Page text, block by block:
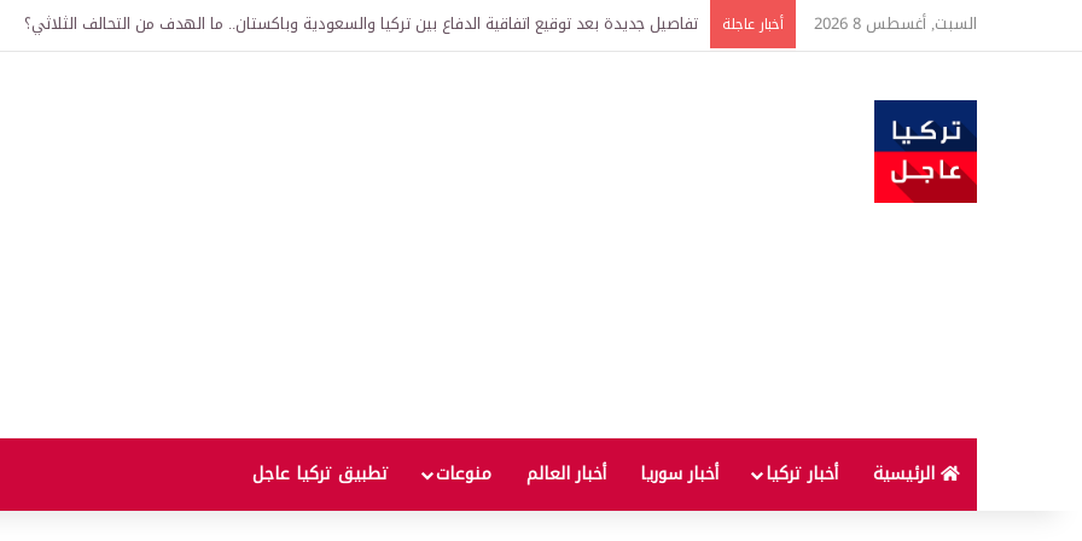
السبت, أغسطس 8 2026 أخبار عاجلة تفاصيل جديدة بعد توقيع اتفاقية الدفاع بين تركيا والسعودية وباكستان.. ما الهدف من التحالف الثلاثي؟
الرئيسية أخبار تركيا أخبار سوريا أخبار العالم منوعات تطبيق تركيا عاجل